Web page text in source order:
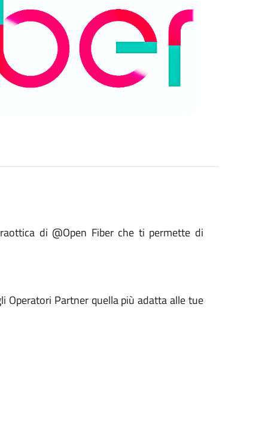
di @Open Fiber che ti permette di
Operatori Partner quella più adatta alle tue